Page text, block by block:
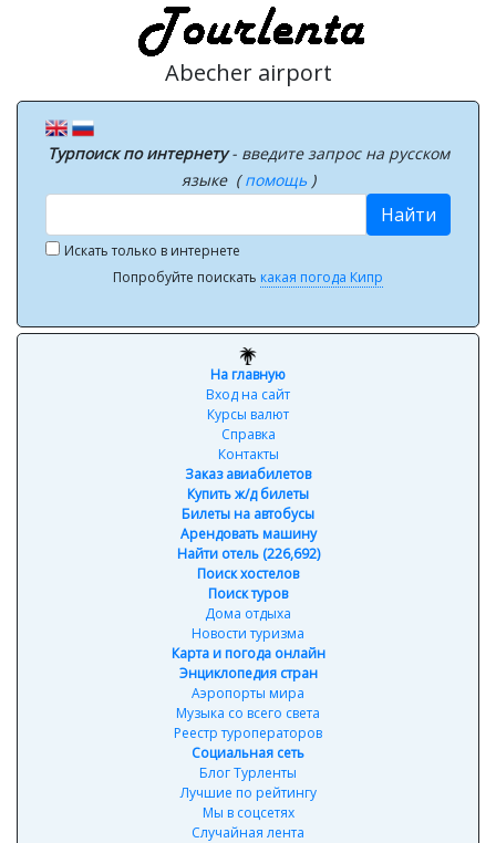
Abecher airport
Турпоиск по интернету- введите запрос на русском
языке (помощь )
Найти
Искать только в интернете
Попробуйте поискать какая погода Кипр
На главную
Вход на сайт
Курсы валют
Справка
Контакты
Заказ авиабилетов
Купить ж/д билеты
Билеты на автобусы
Арендовать машину
Найти отель (226,692)
Поиск хостелов
Поиск туров
Дома отдыха
Новости туризма
Карта и погода онлайн
Энциклопедия стран
Аэропорты мира
Музыка со всего света
Реестр туроператоров
Социальная сеть
Блог Турленты
Лучшие по рейтингу
Мы в соцсетях
Случайная лента